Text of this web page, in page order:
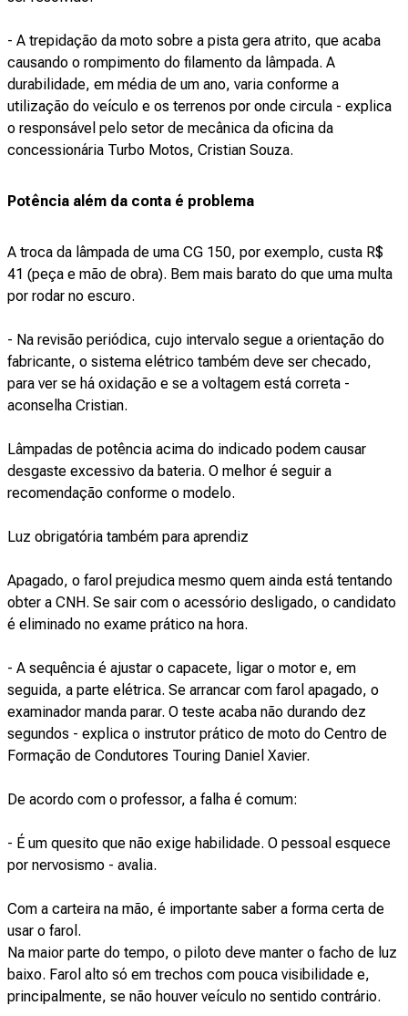
- A trepidação da moto sobre a pista gera atrito, que acaba
causando o rompimento do filamento da lâmpada. A
durabilidade, em média de um ano, varia conforme a
utilização do veículo e os terrenos por onde circula - explica
o responsável pelo setor de mecânica da oficina da
concessionária Turbo Motos, Cristian Souza.
Potência além da conta é problema
A troca da lâmpada de uma CG 150, por exemplo, custa R$
41 (peça e mão de obra). Bem mais barato do que uma multa
por rodar no escuro.
- Na revisão periódica, cujo intervalo segue a orientação do
fabricante, o sistema elétrico também deve ser checado,
para ver se há oxidação e se a voltagem está correta -
aconselha Cristian.
Lâmpadas de potência acima do indicado podem causar
desgaste excessivo da bateria. O melhor é seguir a
recomendação conforme o modelo.
Luz obrigatória também para aprendiz
Apagado, o farol prejudica mesmo quem ainda está tentando
obter a CNH. Se sair com o acessório desligado, o candidato
é eliminado no exame prático na hora.
- A sequência é ajustar o capacete, ligar o motor e, em
seguida, a parte elétrica. Se arrancar com farol apagado, o
examinador manda parar. O teste acaba não durando dez
segundos - explica o instrutor prático de moto do Centro de
Formação de Condutores Touring Daniel Xavier.
De acordo com o professor, a falha é comum:
- É um quesito que não exige habilidade. O pessoal esquece
por nervosismo - avalia.
Com a carteira na mão, é importante saber a forma certa de
usar o farol.
Na maior parte do tempo, o piloto deve manter o facho de luz
baixo. Farol alto só em trechos com pouca visibilidade e,
principalmente, se não houver veículo no sentido contrário.